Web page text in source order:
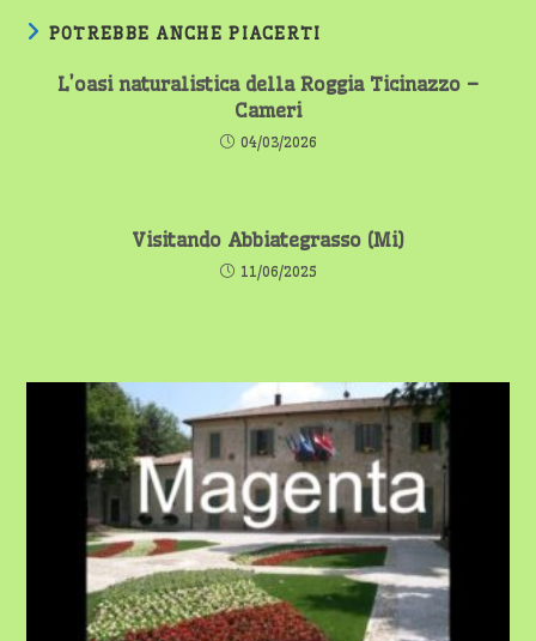
POTREBBE ANCHE PIACERTI
L’oasi naturalistica della Roggia Ticinazzo –
Cameri
04/03/2026
Visitando Abbiategrasso (Mi)
11/06/2025